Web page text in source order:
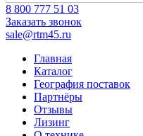
‎8 800 777 51 03
Заказать звонок
sale@rtm45.ru
Главная
Каталог
География поставок
Партнёры
Отзывы
Лизинг